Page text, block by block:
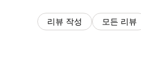
리뷰 작성 모든 리뷰